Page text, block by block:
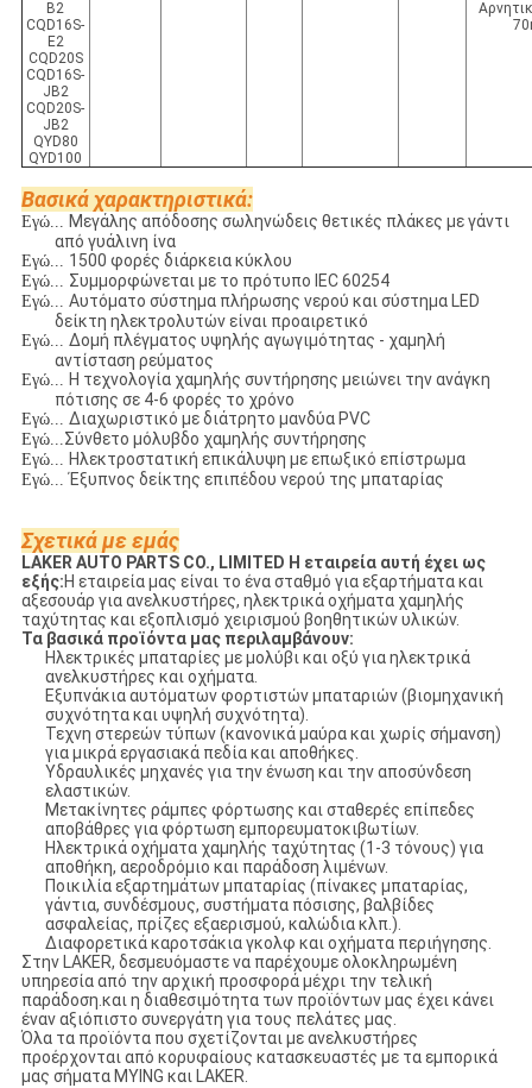
B2
CQD16S-
E2
CQD20S
CQD16S-
JB2
CQD20S-
JB2
QYD80
QYD100
Βασικά χαρακτηριστικά:
Εγώ... Μεγάλης απόδοσης σωληνώδεις θετικές πλάκες με γάντι
από γυάλινη ίνα
Εγώ... 1500 φορές διάρκεια κύκλου
Εγώ... Συμμορφώνεται με το πρότυπο IEC 60254
Εγώ... Αυτόματο σύστημα πλήρωσης νερού και σύστημα LED
δείκτη ηλεκτρολυτών είναι προαιρετικό
Εγώ... Δομή πλέγματος υψηλής αγωγιμότητας - χαμηλή
αντίσταση ρεύματος
Εγώ... Η τεχνολογία χαμηλής συντήρησης μειώνει την ανάγκη
πότισης σε 4-6 φορές το χρόνο
Εγώ... Διαχωριστικό με διάτρητο μανδύα PVC
Εγώ...Σύνθετο μόλυβδο χαμηλής συντήρησης
Εγώ... Ηλεκτροστατική επικάλυψη με επωξικό επίστρωμα
Εγώ... Έξυπνος δείκτης επιπέδου νερού της μπαταρίας
Σχετικά με εμάς
LAKER AUTO PARTS CO., LIMITED Η εταιρεία αυτή έχει ως
εξής:Η εταιρεία μας είναι το ένα σταθμό για εξαρτήματα και
αξεσουάρ για ανελκυστήρες, ηλεκτρικά οχήματα χαμηλής
ταχύτητας και εξοπλισμό χειρισμού βοηθητικών υλικών.
Τα βασικά προϊόντα μας περιλαμβάνουν:
Ηλεκτρικές μπαταρίες με μολύβι και οξύ για ηλεκτρικά
ανελκυστήρες και οχήματα.
Εξυπνάκια αυτόματων φορτιστών μπαταριών (βιομηχανική
συχνότητα και υψηλή συχνότητα).
Τεχνη στερεών τύπων (κανονικά μαύρα και χωρίς σήμανση)
για μικρά εργασιακά πεδία και αποθήκες.
Υδραυλικές μηχανές για την ένωση και την αποσύνδεση
ελαστικών.
Μετακίνητες ράμπες φόρτωσης και σταθερές επίπεδες
αποβάθρες για φόρτωση εμπορευματοκιβωτίων.
Ηλεκτρικά οχήματα χαμηλής ταχύτητας (1-3 τόνους) για
αποθήκη, αεροδρόμιο και παράδοση λιμένων.
Ποικιλία εξαρτημάτων μπαταρίας (πίνακες μπαταρίας,
γάντια, συνδέσμους, συστήματα πόσισης, βαλβίδες
ασφαλείας, πρίζες εξαερισμού, καλώδια κλπ.).
Διαφορετικά καροτσάκια γκολφ και οχήματα περιήγησης.
Στην LAKER, δεσμευόμαστε να παρέχουμε ολοκληρωμένη
υπηρεσία από την αρχική προσφορά μέχρι την τελική
παράδοση.και η διαθεσιμότητα των προϊόντων μας έχει κάνει
έναν αξιόπιστο συνεργάτη για τους πελάτες μας.
Όλα τα προϊόντα που σχετίζονται με ανελκυστήρες
προέρχονται από κορυφαίους κατασκευαστές με τα εμπορικά
μας σήματα MYING και LAKER.